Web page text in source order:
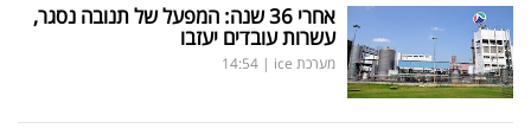
אחרי 36 שנה: המפעל של תנובה נסגר,
עשרות עובדים יעזבו
מערכת ice |
14:54